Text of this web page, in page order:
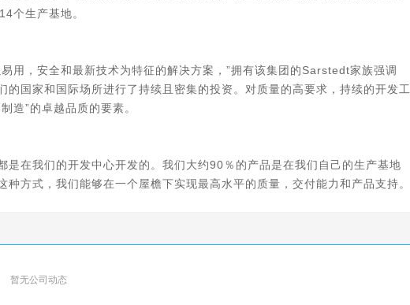
个生产基地。
用，安全和最新技术为特征的解决方案，”拥有该集团的Sarstedt家族强调
国家和国际场所进行了持续且密集的投资。对质量的高要求，持续的开发工
造”的卓越品质的要素。
在我们的开发中心开发的。我们大约90％的产品是在我们自己的生产基地
暂无公司动态